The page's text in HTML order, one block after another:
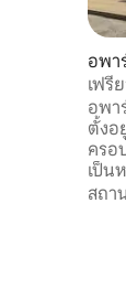
อพา
เฟรี
น่า,
อพา
ตั้งอ
ครอ
เป็น
ล่าง
น่า
เดิ
หัน
สถา